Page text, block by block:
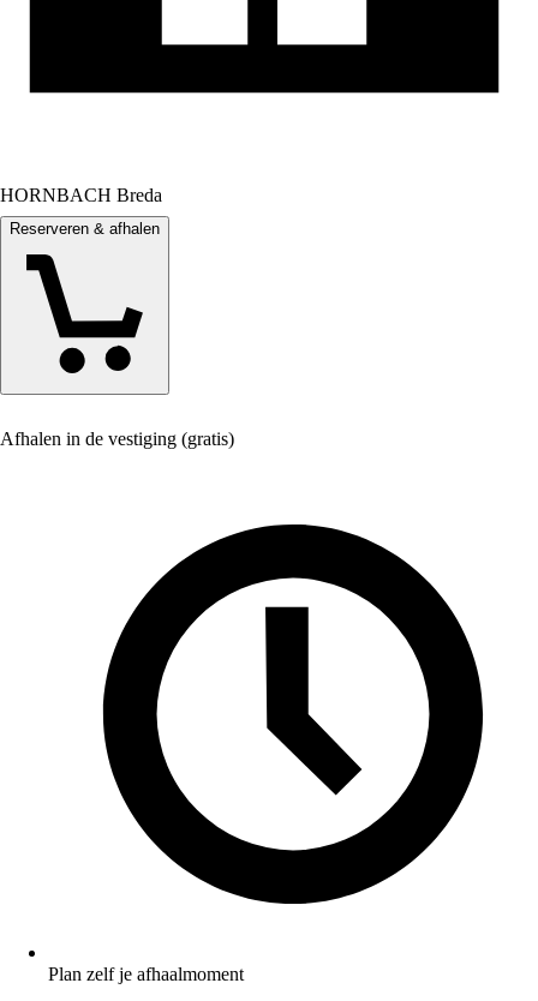
HORNBACH Breda
Reserveren & afhalen
Afhalen in de vestiging (gratis)
Plan zelf je afhaalmoment